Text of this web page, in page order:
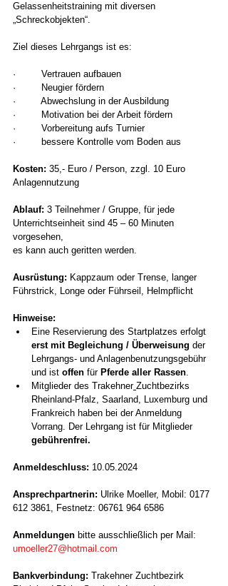
Gelassenheitstraining mit diversen
„Schreckobjekten“.
Ziel dieses Lehrgangs ist es:
·         Vertrauen aufbauen
·         Neugier fördern
·         Abwechslung in der Ausbildung
·         Motivation bei der Arbeit fördern
·         Vorbereitung aufs Turnier
·         bessere Kontrolle vom Boden aus
Kosten: 35,- Euro / Person, zzgl. 10 Euro
Anlagennutzung
Ablauf: 3 Teilnehmer / Gruppe, für jede
Unterrichtseinheit sind 45 – 60 Minuten
vorgesehen,
es kann auch geritten werden.
Ausrüstung: Kappzaum oder Trense, langer
Führstrick, Longe oder Führseil, Helmpflicht
Hinweise:
Eine Reservierung des Startplatzes erfolgt
erst mit Begleichung / Überweisung der
Lehrgangs- und Anlagenbenutzungsgebühr
und ist offen für Pferde aller Rassen.
Mitglieder des Trakehner Zuchtbezirks
Rheinland-Pfalz, Saarland, Luxemburg und
Frankreich haben bei der Anmeldung
Vorrang. Der Lehrgang ist für Mitglieder
gebührenfrei.
Anmeldeschluss: 10.05.2024
Ansprechpartnerin: Ulrike Moeller, Mobil: 0177
612 3861, Festnetz: 06761 964 6586
Anmeldungen bitte ausschließlich per Mail:
umoeller27@hotmail.com
Bankverbindung: Trakehner Zuchtbezirk